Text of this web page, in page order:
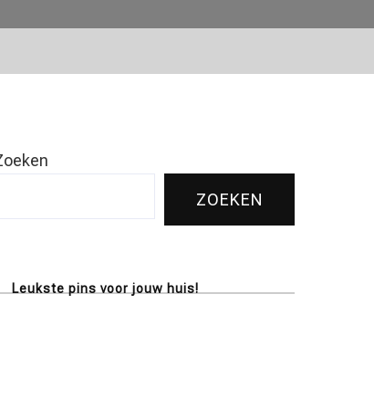
ZOEKEN
Leukste pins voor jouw huis!